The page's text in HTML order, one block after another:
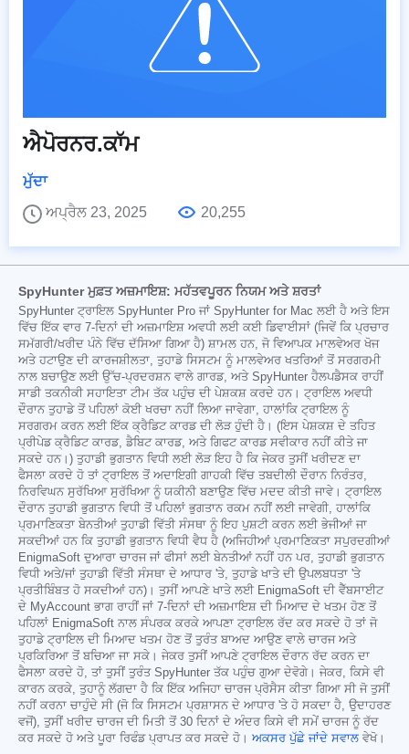
ਐਪੋਰਨਰ.ਕਾੱਮ
ਮੁੱਦਾ
ਅਪ੍ਰੈਲ 23, 2025
20,255
SpyHunter ਮੁਫ਼ਤ ਅਜ਼ਮਾਇਸ਼: ਮਹੱਤਵਪੂਰਨ ਨਿਯਮ ਅਤੇ ਸ਼ਰਤਾਂ
SpyHunter ਟ੍ਰਾਇਲ SpyHunter Pro ਜਾਂ SpyHunter for Mac ਲਈ ਹੈ ਅਤੇ ਇਸ
ਵਿੱਚ ਇੱਕ ਵਾਰ 7-ਦਿਨਾਂ ਦੀ ਅਜ਼ਮਾਇਸ਼ ਅਵਧੀ ਲਈ ਕਈ ਡਿਵਾਈਸਾਂ (ਜਿਵੇਂ ਕਿ ਪ੍ਰਚਾਰ
ਸਮੱਗਰੀ/ਖਰੀਦ ਪੰਨੇ ਵਿੱਚ ਦੱਸਿਆ ਗਿਆ ਹੈ) ਸ਼ਾਮਲ ਹਨ, ਜੋ ਵਿਆਪਕ ਮਾਲਵੇਅਰ ਖੋਜ
ਅਤੇ ਹਟਾਉਣ ਦੀ ਕਾਰਜਸ਼ੀਲਤਾ, ਤੁਹਾਡੇ ਸਿਸਟਮ ਨੂੰ ਮਾਲਵੇਅਰ ਖਤਰਿਆਂ ਤੋਂ ਸਰਗਰਮੀ
ਨਾਲ ਬਚਾਉਣ ਲਈ ਉੱਚ-ਪ੍ਰਦਰਸ਼ਨ ਵਾਲੇ ਗਾਰਡ, ਅਤੇ SpyHunter ਹੈਲਪਡੈਸਕ ਰਾਹੀਂ
ਸਾਡੀ ਤਕਨੀਕੀ ਸਹਾਇਤਾ ਟੀਮ ਤੱਕ ਪਹੁੰਚ ਦੀ ਪੇਸ਼ਕਸ਼ ਕਰਦੇ ਹਨ। ਟ੍ਰਾਇਲ ਅਵਧੀ
ਦੌਰਾਨ ਤੁਹਾਡੇ ਤੋਂ ਪਹਿਲਾਂ ਕੋਈ ਖਰਚਾ ਨਹੀਂ ਲਿਆ ਜਾਵੇਗਾ, ਹਾਲਾਂਕਿ ਟ੍ਰਾਇਲ ਨੂੰ
ਸਰਗਰਮ ਕਰਨ ਲਈ ਇੱਕ ਕ੍ਰੈਡਿਟ ਕਾਰਡ ਦੀ ਲੋੜ ਹੁੰਦੀ ਹੈ। (ਇਸ ਪੇਸ਼ਕਸ਼ ਦੇ ਤਹਿਤ
ਪ੍ਰੀਪੇਡ ਕ੍ਰੈਡਿਟ ਕਾਰਡ, ਡੈਬਿਟ ਕਾਰਡ, ਅਤੇ ਗਿਫਟ ਕਾਰਡ ਸਵੀਕਾਰ ਨਹੀਂ ਕੀਤੇ ਜਾ
ਸਕਦੇ ਹਨ।) ਤੁਹਾਡੀ ਭੁਗਤਾਨ ਵਿਧੀ ਲਈ ਲੋੜ ਇਹ ਹੈ ਕਿ ਜੇਕਰ ਤੁਸੀਂ ਖਰੀਦਣ ਦਾ
ਫੈਸਲਾ ਕਰਦੇ ਹੋ ਤਾਂ ਟ੍ਰਾਇਲ ਤੋਂ ਅਦਾਇਗੀ ਗਾਹਕੀ ਵਿੱਚ ਤਬਦੀਲੀ ਦੌਰਾਨ ਨਿਰੰਤਰ,
ਨਿਰਵਿਘਨ ਸੁਰੱਖਿਆ ਸੁਰੱਖਿਆ ਨੂੰ ਯਕੀਨੀ ਬਣਾਉਣ ਵਿੱਚ ਮਦਦ ਕੀਤੀ ਜਾਵੇ। ਟ੍ਰਾਇਲ
ਦੌਰਾਨ ਤੁਹਾਡੀ ਭੁਗਤਾਨ ਵਿਧੀ ਤੋਂ ਪਹਿਲਾਂ ਭੁਗਤਾਨ ਰਕਮ ਨਹੀਂ ਲਈ ਜਾਵੇਗੀ, ਹਾਲਾਂਕਿ
ਪ੍ਰਮਾਣਿਕਤਾ ਬੇਨਤੀਆਂ ਤੁਹਾਡੀ ਵਿੱਤੀ ਸੰਸਥਾ ਨੂੰ ਇਹ ਪੁਸ਼ਟੀ ਕਰਨ ਲਈ ਭੇਜੀਆਂ ਜਾ
ਸਕਦੀਆਂ ਹਨ ਕਿ ਤੁਹਾਡੀ ਭੁਗਤਾਨ ਵਿਧੀ ਵੈਧ ਹੈ (ਅਜਿਹੀਆਂ ਪ੍ਰਮਾਣਿਕਤਾ ਸਪੁਰਦਗੀਆਂ
EnigmaSoft ਦੁਆਰਾ ਚਾਰਜ ਜਾਂ ਫੀਸਾਂ ਲਈ ਬੇਨਤੀਆਂ ਨਹੀਂ ਹਨ ਪਰ, ਤੁਹਾਡੀ ਭੁਗਤਾਨ
ਵਿਧੀ ਅਤੇ/ਜਾਂ ਤੁਹਾਡੀ ਵਿੱਤੀ ਸੰਸਥਾ ਦੇ ਆਧਾਰ 'ਤੇ, ਤੁਹਾਡੇ ਖਾਤੇ ਦੀ ਉਪਲਬਧਤਾ 'ਤੇ
ਪ੍ਰਤੀਬਿੰਬਤ ਹੋ ਸਕਦੀਆਂ ਹਨ)। ਤੁਸੀਂ ਆਪਣੇ ਖਾਤੇ ਲਈ EnigmaSoft ਦੀ ਵੈੱਬਸਾਈਟ
ਦੇ MyAccount ਭਾਗ ਰਾਹੀਂ ਜਾਂ 7-ਦਿਨਾਂ ਦੀ ਅਜ਼ਮਾਇਸ਼ ਦੀ ਮਿਆਦ ਦੇ ਖਤਮ ਹੋਣ ਤੋਂ
ਪਹਿਲਾਂ EnigmaSoft ਨਾਲ ਸੰਪਰਕ ਕਰਕੇ ਆਪਣਾ ਟ੍ਰਾਇਲ ਰੱਦ ਕਰ ਸਕਦੇ ਹੋ ਤਾਂ ਜੋ
ਤੁਹਾਡੇ ਟ੍ਰਾਇਲ ਦੀ ਮਿਆਦ ਖਤਮ ਹੋਣ ਤੋਂ ਤੁਰੰਤ ਬਾਅਦ ਆਉਣ ਵਾਲੇ ਚਾਰਜ ਅਤੇ
ਪ੍ਰਕਿਰਿਆ ਤੋਂ ਬਚਿਆ ਜਾ ਸਕੇ। ਜੇਕਰ ਤੁਸੀਂ ਆਪਣੇ ਟ੍ਰਾਇਲ ਦੌਰਾਨ ਰੱਦ ਕਰਨ ਦਾ
ਫੈਸਲਾ ਕਰਦੇ ਹੋ, ਤਾਂ ਤੁਸੀਂ ਤੁਰੰਤ SpyHunter ਤੱਕ ਪਹੁੰਚ ਗੁਆ ਦੇਵੋਗੇ। ਜੇਕਰ, ਕਿਸੇ ਵੀ
ਕਾਰਨ ਕਰਕੇ, ਤੁਹਾਨੂੰ ਲੱਗਦਾ ਹੈ ਕਿ ਇੱਕ ਅਜਿਹਾ ਚਾਰਜ ਪ੍ਰੋਸੈਸ ਕੀਤਾ ਗਿਆ ਸੀ ਜੋ ਤੁਸੀਂ
ਨਹੀਂ ਕਰਨਾ ਚਾਹੁੰਦੇ ਸੀ (ਜੋ ਕਿ ਸਿਸਟਮ ਪ੍ਰਸ਼ਾਸਨ ਦੇ ਆਧਾਰ 'ਤੇ ਹੋ ਸਕਦਾ ਹੈ, ਉਦਾਹਰਣ
ਵਜੋਂ), ਤੁਸੀਂ ਖਰੀਦ ਚਾਰਜ ਦੀ ਮਿਤੀ ਤੋਂ 30 ਦਿਨਾਂ ਦੇ ਅੰਦਰ ਕਿਸੇ ਵੀ ਸਮੇਂ ਚਾਰਜ ਨੂੰ ਰੱਦ
ਕਰ ਸਕਦੇ ਹੋ ਅਤੇ ਪੂਰਾ ਰਿਫੰਡ ਪ੍ਰਾਪਤ ਕਰ ਸਕਦੇ ਹੋ। ਅਕਸਰ ਪੁੱਛੇ ਜਾਂਦੇ ਸਵਾਲ ਵੇਖੋ।